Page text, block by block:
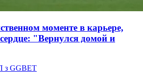
моменте в карьере,
"Вернулся домой и
з GGBET